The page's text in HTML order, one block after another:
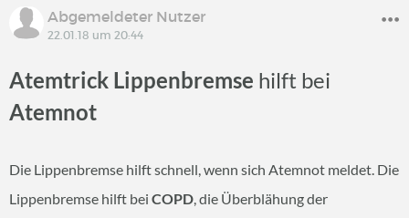
Abgemeldeter Nutzer
22.01.18 um 20:44
Atemtrick Lippenbremse hilft bei
Atemnot
Die Lippenbremse hilft schnell, wenn sich Atemnot meldet. Die
Lippenbremse hilft bei COPD, die Überblähung der